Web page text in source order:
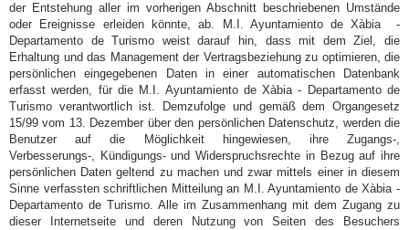
der Entstehung aller im vorherigen Abschnitt beschriebenen Umstände
oder Ereignisse erleiden könnte, ab. M.I. Ayuntamiento de Xàbia -
Departamento de Turismo weist darauf hin, dass mit dem Ziel, die
Erhaltung und das Management der Vertragsbeziehung zu optimieren, die
persönlichen eingegebenen Daten in einer automatischen Datenbank
erfasst werden, für die M.I. Ayuntamiento de Xàbia - Departamento de
Turismo verantwortlich ist. Demzufolge und gemäß dem Organgesetz
15/99 vom 13. Dezember über den persönlichen Datenschutz, werden die
Benutzer auf die Möglichkeit hingewiesen, ihre Zugangs-,
Verbesserungs-, Kündigungs- und Widerspruchsrechte in Bezug auf ihre
persönlichen Daten geltend zu machen und zwar mittels einer in diesem
Sinne verfassten schriftlichen Mitteilung an M.I. Ayuntamiento de Xàbia -
Departamento de Turismo. Alle im Zusammenhang mit dem Zugang zu
dieser Internetseite und deren Nutzung von Seiten des Besuchers